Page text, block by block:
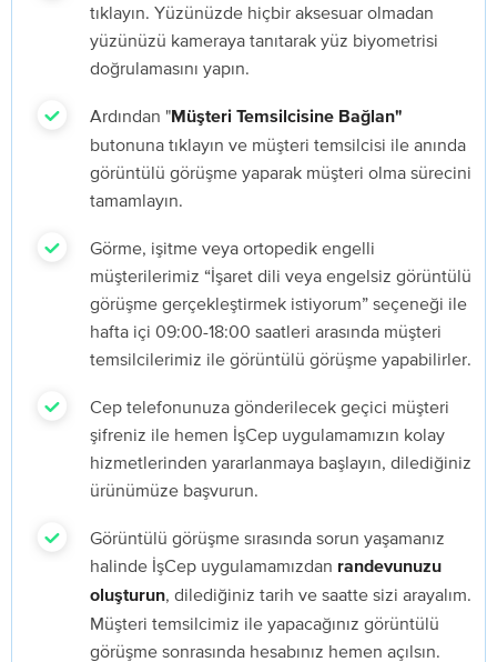
tıklayın. Yüzünüzde hiçbir aksesuar olmadan
yüzünüzü kameraya tanıtarak yüz biyometrisi
doğrulamasını yapın.
Ardından "Müşteri Temsilcisine Bağlan"
butonuna tıklayın ve müşteri temsilcisi ile anında
görüntülü görüşme yaparak müşteri olma sürecini
tamamlayın.
Görme, işitme veya ortopedik engelli
müşterilerimiz “İşaret dili veya engelsiz görüntülü
görüşme gerçekleştirmek istiyorum” seçeneği ile
hafta içi 09:00-18:00 saatleri arasında müşteri
temsilcilerimiz ile görüntülü görüşme yapabilirler.
Cep telefonunuza gönderilecek geçici müşteri
şifreniz ile hemen İşCep uygulamamızın kolay
hizmetlerinden yararlanmaya başlayın, dilediğiniz
ürünümüze başvurun.
Görüntülü görüşme sırasında sorun yaşamanız
halinde İşCep uygulamamızdan randevunuzu
oluşturun, dilediğiniz tarih ve saatte sizi arayalım.
Müşteri temsilcimiz ile yapacağınız görüntülü
görüşme sonrasında hesabınız hemen açılsın.